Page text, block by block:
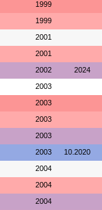
1999
1999
2001
2001
2002 2024
2003
2003
2003
2003
2003 10.2020
2004
2004
2004